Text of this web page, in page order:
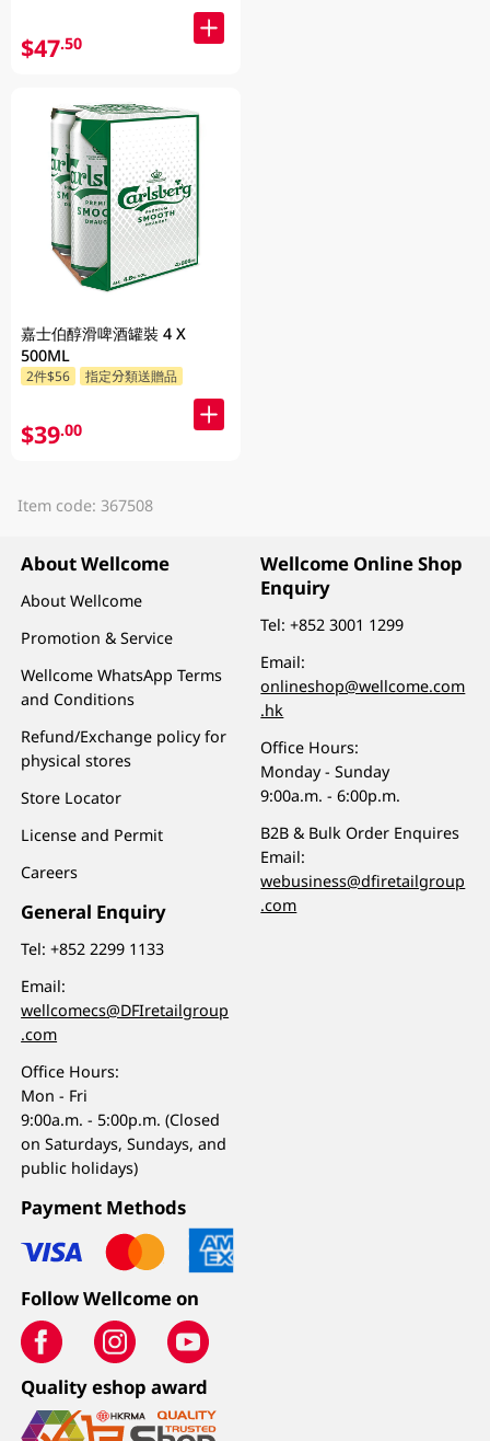
$47.50
嘉士伯醇滑啤酒罐裝 4 X
500ML
2件$56 指定分類送贈品
$39.00
Item code: 367508
About Wellcome
About Wellcome
Promotion & Service
Wellcome WhatsApp Terms
and Conditions
Refund/Exchange policy for
physical stores
Store Locator
License and Permit
Careers
General Enquiry
Tel:+852 2299 1133
Email:
wellcomecs@DFIretailgroup
.com
Office Hours:
Mon - Fri
9:00a.m. - 5:00p.m. (Closed
on Saturdays, Sundays, and
public holidays)
Wellcome Online Shop
Enquiry
Tel:+852 3001 1299
Email:
onlineshop@wellcome.com
.hk
Office Hours:
Monday - Sunday
9:00a.m. - 6:00p.m.
B2B & Bulk Order Enquires
Email:
webusiness@dfiretailgroup
.com
Payment Methods
Follow Wellcome on
Quality eshop award